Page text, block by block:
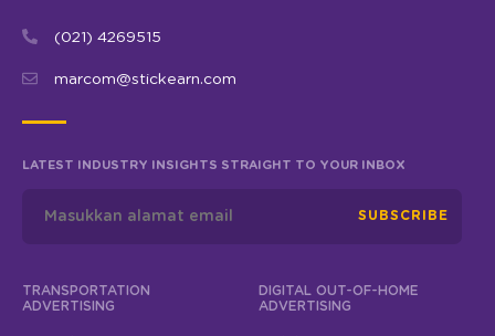
(021) 4269515
marcom@stickearn.com
LATEST INDUSTRY INSIGHTS STRAIGHT TO YOUR INBOX
SUBSCRIBE
TRANSPORTATION
ADVERTISING
DIGITAL OUT-OF-HOME
ADVERTISING